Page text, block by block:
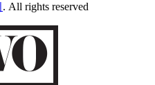
. All rights reserved